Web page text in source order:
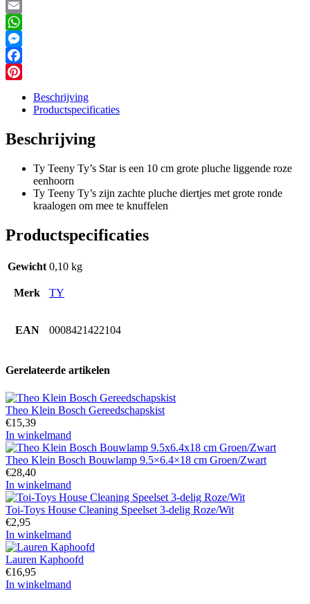
Email
WhatsApp
Messenger
Facebook
Beschrijving
Productspecificaties
Beschrijving
Ty Teeny Ty’s Star is een 10 cm grote pluche liggende roze
eenhoorn
Ty Teeny Ty’s zijn zachte pluche diertjes met grote ronde
kraalogen om mee te knuffelen
Productspecificaties
Gewicht 0,10 kg
Merk TY
EAN 0008421422104
Gerelateerde artikelen
Theo Klein Bosch Gereedschapskist
€15,39
In winkelmand
Theo Klein Bosch Bouwlamp 9.5×6.4×18 cm Groen/Zwart
€28,40
In winkelmand
Toi-Toys House Cleaning Speelset 3-delig Roze/Wit
€2,95
In winkelmand
Lauren Kaphoofd
€16,95
In winkelmand